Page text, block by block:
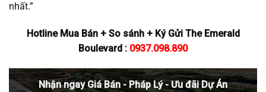
nhất.”
Hotline Mua Bán + So sánh + Ký Gửi The Emerald
Boulevard : 0937.098.890
Nhận ngay Giá Bán - Pháp Lý - Ưu đãi Dự Án